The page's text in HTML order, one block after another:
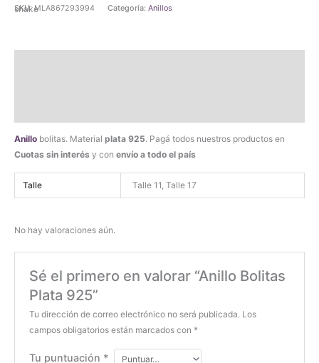
SKU:MLA867293994 Categoría: Anillos
Anillo bolitas. Material plata 925. Pagá todos nuestros productos en
Cuotas sin interés y con envío a todo el país
Talle Talle 11, Talle 17
No hay valoraciones aún.
Sé el primero en valorar “Anillo Bolitas
Plata 925”
Tu dirección de correo electrónico no será publicada. Los
campos obligatorios están marcados con *
Tu puntuación *